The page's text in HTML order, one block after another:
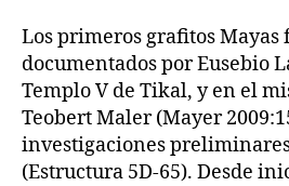
Los primeros grafitos Mayas
documentados por Eusebio
Templo V de Tikal, y en el
Teobert Maler (Mayer
investigaciones
(Estructura 5D-65). Desde